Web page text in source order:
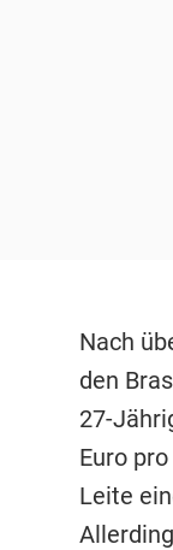
Nach
den
27-
Euro
Leite